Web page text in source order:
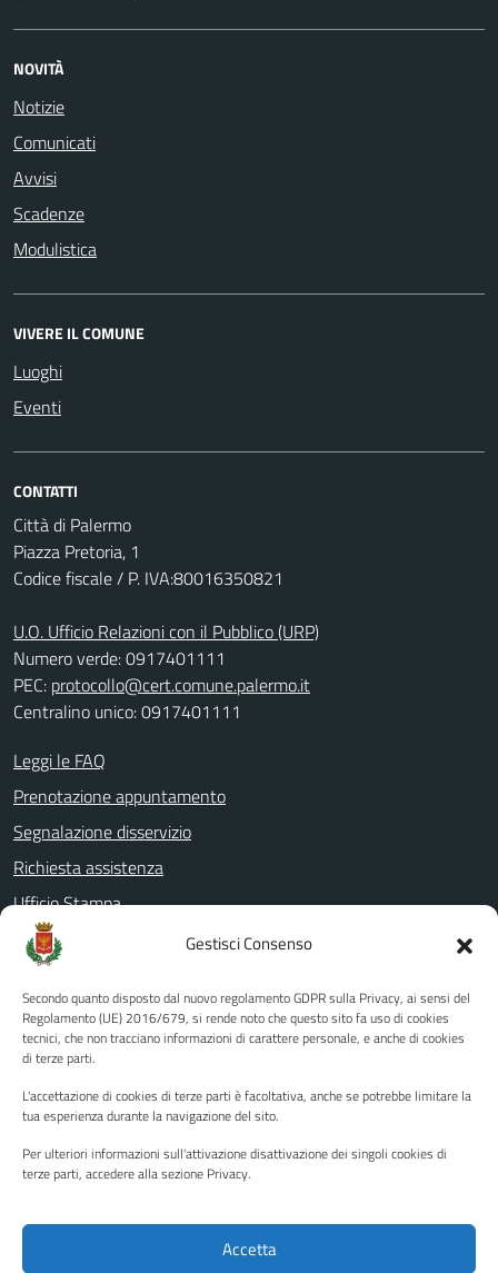
Gestisci Consenso
Secondo quanto disposto dal nuovo regolamento GDPR sulla Privacy, ai sensi del
Regolamento (UE) 2016/679, si rende noto che questo sito fa uso di cookies
tecnici, che non tracciano informazioni di carattere personale, e anche di cookies
di terze parti.
L'accettazione di cookies di terze parti è facoltativa, anche se potrebbe limitare la
tua esperienza durante la navigazione del sito.
Per ulteriori informazioni sull'attivazione disattivazione dei singoli cookies di
terze parti, accedere alla sezione Privacy.
Accetta
NOVITÀ
Notizie
Comunicati
Avvisi
Scadenze
Modulistica
VIVERE IL COMUNE
Luoghi
Eventi
CONTATTI
Città di Palermo
Piazza Pretoria, 1
Codice fiscale / P. IVA:80016350821
U.O. Ufficio Relazioni con il Pubblico (URP)
Numero verde: 0917401111
PEC: protocollo@cert.comune.palermo.it
Centralino unico: 0917401111
Leggi le FAQ
Prenotazione appuntamento
Segnalazione disservizio
Richiesta assistenza
Ufficio Stampa
Amministrazione Trasparente
Albo pretorio
Informativa privacy
Note legali
Piano di miglioramento del sito
Instagram